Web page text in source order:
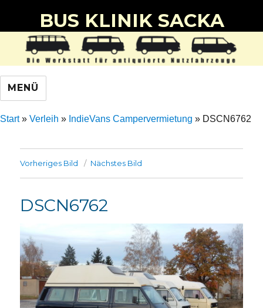
BUS KLINIK SACKA
MENÜ
Start» Verleih » IndieVans Campervermietung » DSCN6762
Vorheriges Bild Nächstes Bild
DSCN6762